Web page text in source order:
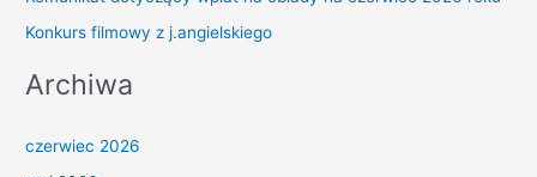
Konkurs filmowy z j.angielskiego
Archiwa
czerwiec 2026